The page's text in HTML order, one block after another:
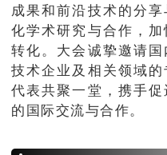
成果和前沿技术的分
化学术研究与合作，
转化。大会诚挚邀请
技术企业及相关领域
代表共聚一堂，携手
的国际交流与合作。